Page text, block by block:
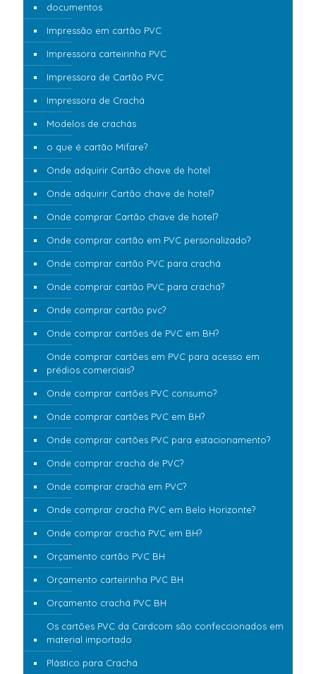
documentos
Impressão em cartão PVC
Impressora carteirinha PVC
Impressora de Cartão PVC
Impressora de Crachá
Modelos de crachás
o que é cartão Mifare?
Onde adquirir Cartão chave de hotel
Onde adquirir Cartão chave de hotel?
Onde comprar Cartão chave de hotel?
Onde comprar cartão em PVC personalizado?
Onde comprar cartão PVC para crachá
Onde comprar cartão PVC para crachá?
Onde comprar cartão pvc?
Onde comprar cartões de PVC em BH?
Onde comprar cartões em PVC para acesso em
prédios comerciais?
Onde comprar cartões PVC consumo?
Onde comprar cartões PVC em BH?
Onde comprar cartões PVC para estacionamento?
Onde comprar crachá de PVC?
Onde comprar crachá em PVC?
Onde comprar crachá PVC em Belo Horizonte?
Onde comprar crachá PVC em BH?
Orçamento cartão PVC BH
Orçamento carteirinha PVC BH
Orçamento crachá PVC BH
Os cartões PVC da Cardcom são confeccionados em
material importado
Plástico para Crachá